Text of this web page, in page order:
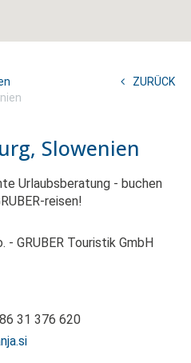
ZURÜCK
Slowenien
Urlaubsberatung - buchen
reisen!
- GRUBER Touristik GmbH
31 376 620